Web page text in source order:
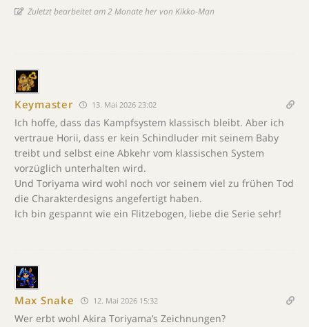
Zuletzt bearbeitet am 2 Monate her von Kikko-Man
Keymaster 13. Mai 2026 23:02
Ich hoffe, dass das Kampfsystem klassisch bleibt. Aber ich
vertraue Horii, dass er kein Schindluder mit seinem Baby
treibt und selbst eine Abkehr vom klassischen System
vorzüglich unterhalten wird.
Und Toriyama wird wohl noch vor seinem viel zu frühen Tod
die Charakterdesigns angefertigt haben.
Ich bin gespannt wie ein Flitzebogen, liebe die Serie sehr!
Max Snake 12. Mai 2026 15:32
Wer erbt wohl Akira Toriyama’s Zeichnungen?